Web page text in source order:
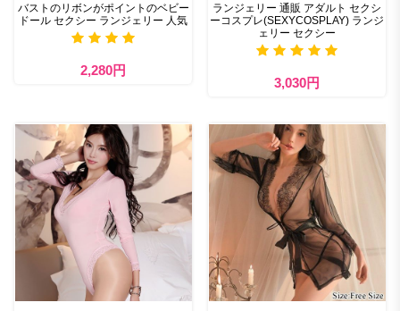
バストのリボンがポイントのベビー
ドール セクシー ランジェリー 人気
2,280円
ランジェリー 通販 アダルト セクシ
ーコスプレ(SEXYCOSPLAY) ランジ
ェリー セクシー
3,030円